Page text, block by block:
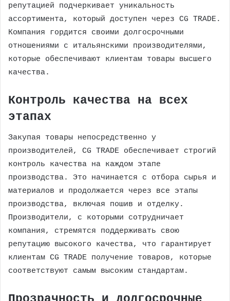
репутацией подчеркивает уникальность
ассортимента, который доступен через CG TRADE.
Компания гордится своими долгосрочными
отношениями с итальянскими производителями,
которые обеспечивают клиентам товары высшего
качества.
Контроль качества на всех
этапах
Закупая товары непосредственно у
производителей, CG TRADE обеспечивает строгий
контроль качества на каждом этапе
производства. Это начинается с отбора сырья и
материалов и продолжается через все этапы
производства, включая пошив и отделку.
Производители, с которыми сотрудничает
компания, стремятся поддерживать свою
репутацию высокого качества, что гарантирует
клиентам CG TRADE получение товаров, которые
соответствуют самым высоким стандартам.